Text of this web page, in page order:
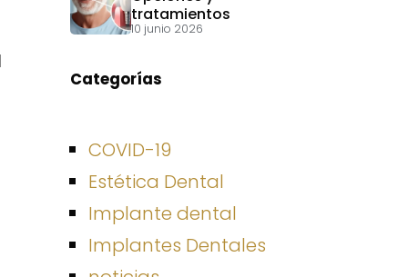
tratamientos
10 junio 2026
Categorías
COVID-19
Estética Dental
Implante dental
Implantes Dentales